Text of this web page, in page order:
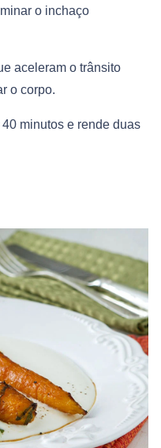
o inchaço
aceleram o trânsito
o corpo.
minutos e rende duas